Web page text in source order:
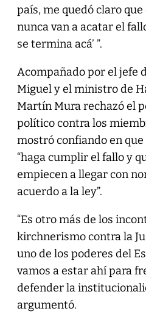
país, me quedó claro
nunca van a acatar el
se termina acá’ ”.
Acompañado por el jefe
Miguel y el ministro de
Martín Mura rechazó el
político contra los
mostró confiando en
“haga cumplir el fallo y
empiecen a llegar con
acuerdo a la ley”.
“Es otro más de los
kirchnerismo contra la
uno de los poderes del
vamos a estar ahí para
defender la
argumentó.